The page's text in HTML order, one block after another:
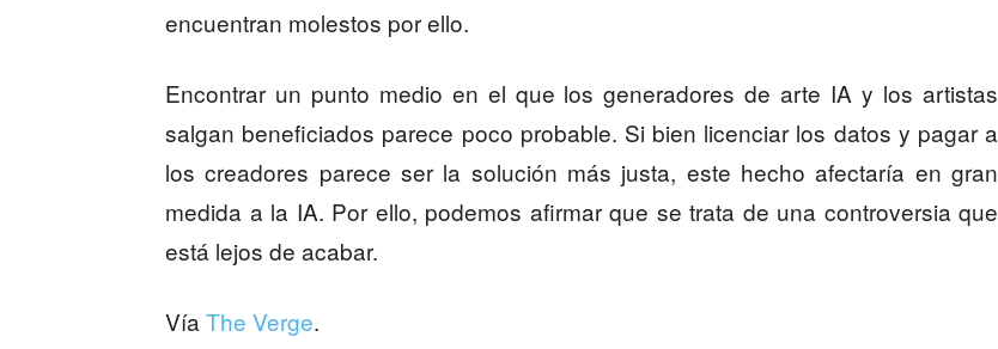
encuentran molestos por ello.
Encontrar un punto medio en el que los generadores de arte IA y los artistas
salgan beneficiados parece poco probable. Si bien licenciar los datos y pagar a
los creadores parece ser la solución más justa, este hecho afectaría en gran
medida a la IA. Por ello, podemos afirmar que se trata de una controversia que
está lejos de acabar.
Vía The Verge.